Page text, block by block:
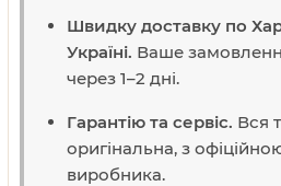
Швидку доставку по
Україні. Ваше
через 1–2 дні.
Гарантію та сервіс. Вся
оригінальна, з
виробника.